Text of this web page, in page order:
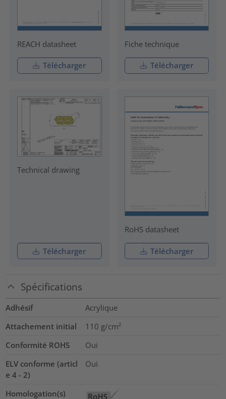
REACH datasheet
Télécharger
Fiche technique
Télécharger
Technical drawing
Télécharger
RoHS datasheet
Télécharger
Spécifications
Adhésif
Acrylique
Attachement initial
110 g/cm²
Conformité ROHS
Oui
ELV conforme (articl
e 4 - 2)
Oui
Homologation(s)